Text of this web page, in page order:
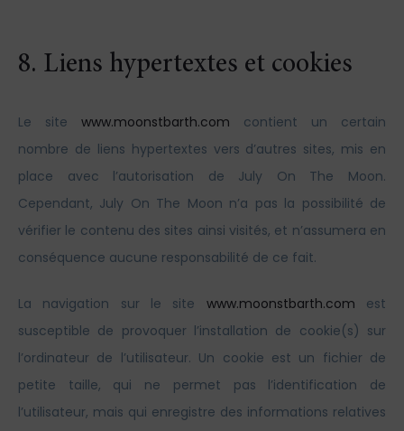
8. Liens hypertextes et cookies
Le site www.moonstbarth.com contient un certain
nombre de liens hypertextes vers d’autres sites, mis en
place avec l’autorisation de July On The Moon.
Cependant, July On The Moon n’a pas la possibilité de
vérifier le contenu des sites ainsi visités, et n’assumera en
conséquence aucune responsabilité de ce fait.
La navigation sur le site www.moonstbarth.com est
susceptible de provoquer l’installation de cookie(s) sur
l’ordinateur de l’utilisateur. Un cookie est un fichier de
petite taille, qui ne permet pas l’identification de
l’utilisateur, mais qui enregistre des informations relatives